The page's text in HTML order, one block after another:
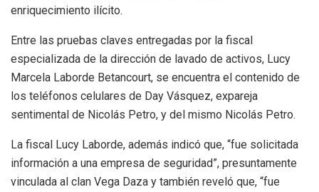
enriquecimiento ilícito.
Entre las pruebas claves entregadas por la fiscal
especializada de la dirección de lavado de activos, Lucy
Marcela Laborde Betancourt, se encuentra el contenido de
los teléfonos celulares de Day Vásquez, expareja
sentimental de Nicolás Petro, y del mismo Nicolás Petro.
La fiscal Lucy Laborde, además indicó que, “fue solicitada
información a una empresa de seguridad”, presuntamente
vinculada al clan Vega Daza y también reveló que, “fue